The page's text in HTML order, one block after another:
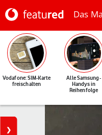
Das
Vodafone: SIM-Karte
freischalten
Alle Samsung-
Handys in
Reihenfolge